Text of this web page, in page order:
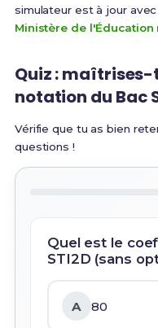
simulateur est à jour
Ministère de l'Éducation
Quiz :
notation du Bac
Vérifie que tu as bien
questions !
Quel est le
STI2D (sans
A 80